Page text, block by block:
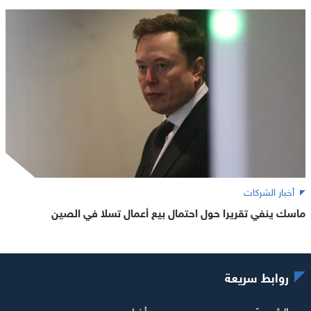
أخبار الشركات
ماسك ينفي تقريرا حول احتمال بيع أعمال تسلا في الصين
روابط سريعة